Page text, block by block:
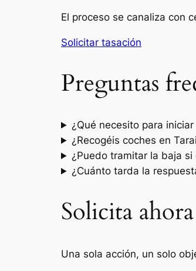
El proceso se canaliza con
Solicitar tasación
Preguntas
¿Qué necesito para
¿Recogéis coches en
¿Puedo tramitar la baja si
¿Cuánto tarda la
Solicita
Una sola acción, un solo